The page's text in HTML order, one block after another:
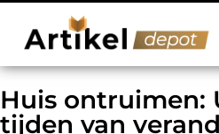
Huis ontruimen:
tijden van